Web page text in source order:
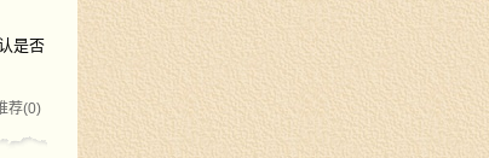
是否
荐(0)